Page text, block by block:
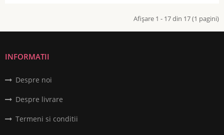
Afişare 1 - 17 din 17 (1 pagini)
INFORMATII
Despre noi
Despre livrare
Termeni si conditii